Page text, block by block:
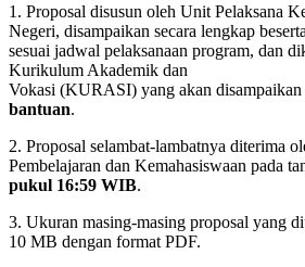
1. Proposal disusun oleh Unit Pelaksana
Negeri, disampaikan secara lengkap
sesuai jadwal pelaksanaan program, dan
Kurikulum Akademik dan
Vokasi (KURASI) yang akan disampaikan
bantuan.
2. Proposal selambat-lambatnya diterima
Pembelajaran dan Kemahasiswaan pada
pukul 16:59 WIB.
3. Ukuran masing-masing proposal yang
10 MB dengan format PDF.